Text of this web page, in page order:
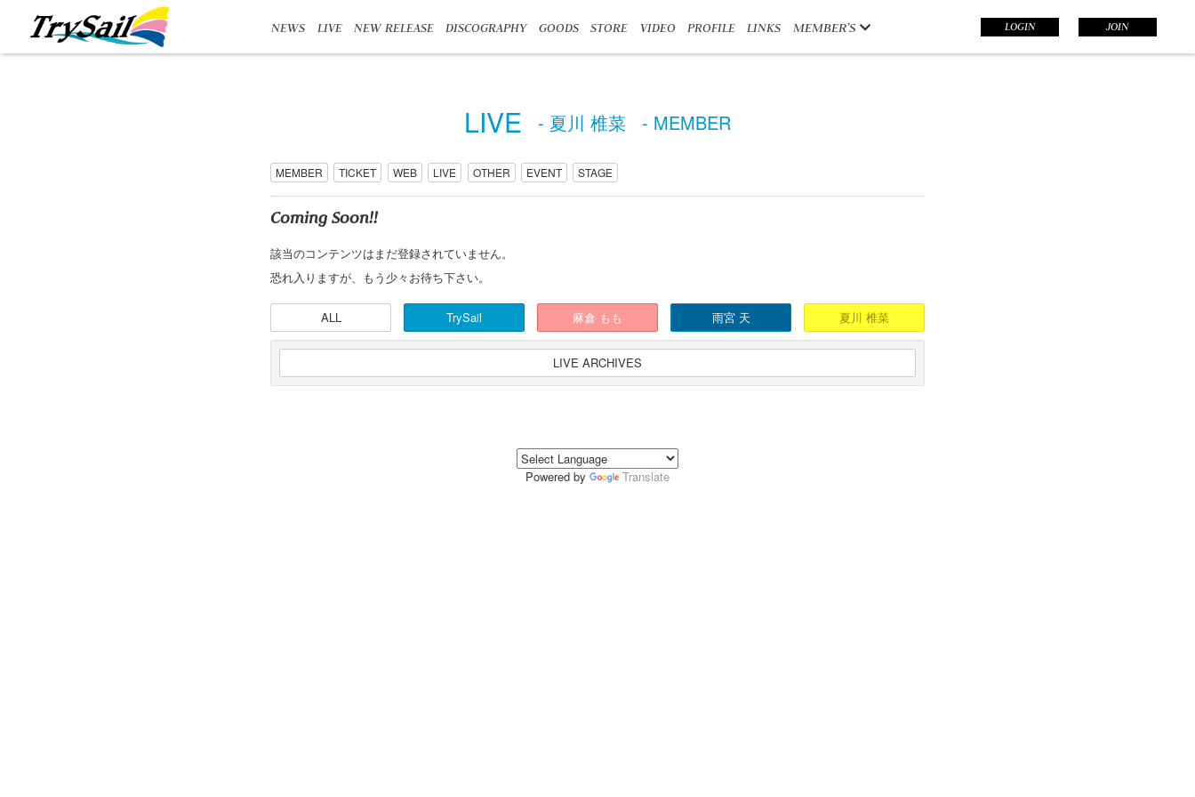
NEWS LIVE NEW RELEASE DISCOGRAPHY GOODS STORE VIDEO PROFILE LINKS MEMBER’S LOGIN JOIN
LIVE - 夏川 椎菜 - MEMBER
MEMBER TICKET WEB LIVE OTHER EVENT STAGE
Coming Soon!!
該当のコンテンツはまだ登録されていません。
恐れ入りますが、もう少々お待ち下さい。
ALL TrySail 麻倉 もも 雨宮 天 夏川 椎菜
LIVE ARCHIVES
Powered by Translate